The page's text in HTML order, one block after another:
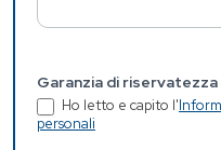
Garanzia di
Ho letto e capito l'
personali